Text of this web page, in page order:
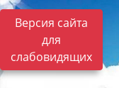
Версия сайта
для
слабовидящих